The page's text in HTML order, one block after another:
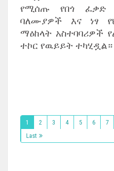
የሚሰጡ የበጎ ፈቃድ
ባለሙያዎች እና ነፃ
ማዕከላት አስተባባሪዎች
ተኮር የዉይይት ተካሂዷል።
1 2 3 4 5 6 7
Last